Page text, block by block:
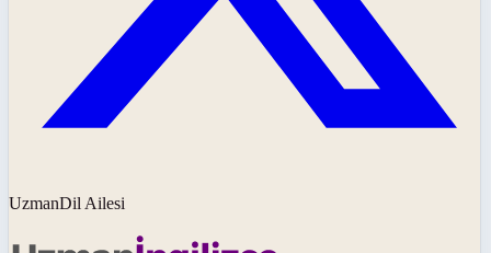
UzmanDil Ailesi